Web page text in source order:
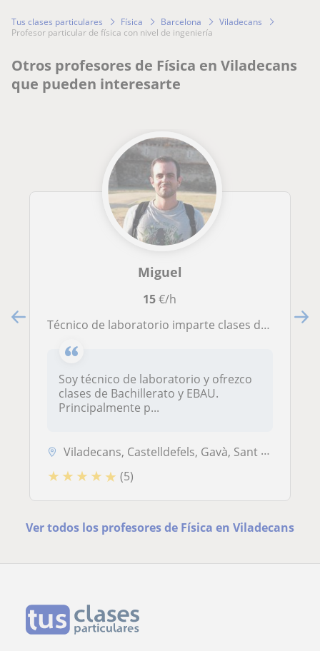
Tus clases particulares Física Barcelona
Viladecans
profesor particular de física con nivel de ingeniería
Otros profesores de Física en Viladecans
que pueden interesarte
Miguel
15€/h
Técnico de laboratorio imparte clases de química y física
Soy técnico de laboratorio y ofrezco
clases de Bachillerato y EBAU.
Principalmente p...
Viladecans, Castelldefels, Gavà, Sant Climent de Llobregat
★ ★ ★ ★ ★ (5)
Ver todos los profesores de Física en Viladecans